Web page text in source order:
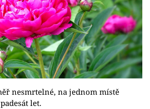
nesmrtelné, na jednom místě
let.